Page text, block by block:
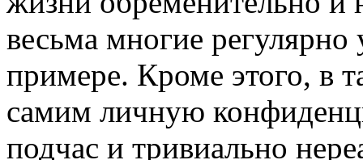
весьма многие регулярно
примере. Кроме этого, в
самим личную
подчас и тривиально